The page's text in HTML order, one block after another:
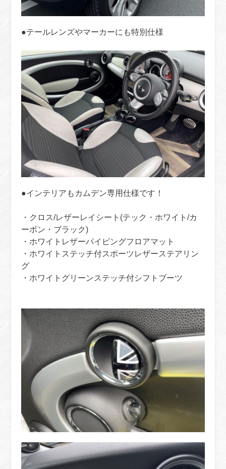
●テールレンズやマーカーにも特別仕様
●インテリアもカムデン専用仕様です！
・クロス/レザーレイシート(テック・ホワイト/カ
ーボン・ブラック)
・ホワイトレザーパイピングフロアマット
・ホワイトステッチ付スポーツレザーステアリン
グ
・ホワイトグリーンステッチ付シフトブーツ